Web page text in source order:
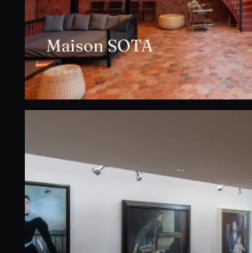
Maison SOTA
PARIS · 2020